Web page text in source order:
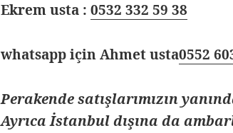
Ekrem usta :0532 332 59 38
whatsapp için Ahmet usta0552
Perakende satışlarımızın
Ayrıca İstanbul dışına da